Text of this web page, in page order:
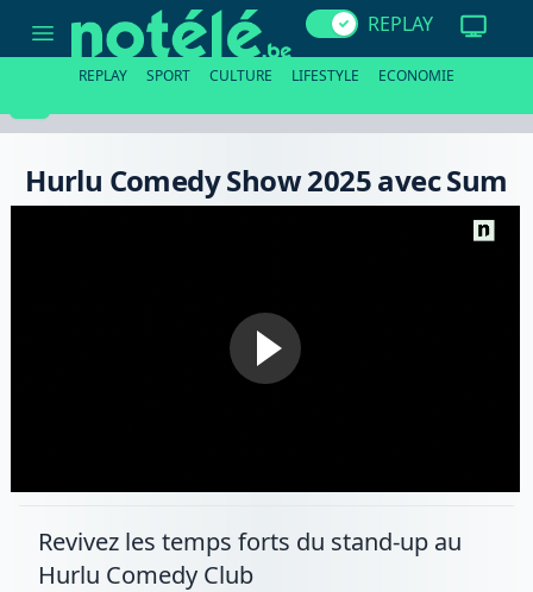
Comedy
Show
REPLAY
REPLAY SPORT CULTURE LIFESTYLE ECONOMIE
Hurlu Comedy Show 2025 avec Sum
Revivez les temps forts du stand-up au
Hurlu Comedy Club